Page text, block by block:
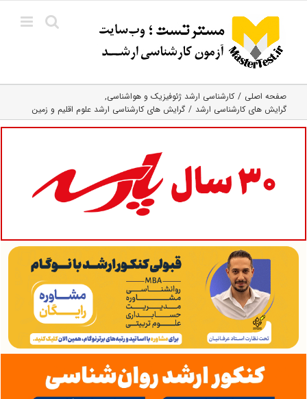
content
صفحه اصلی
کارشناسی ارشد ژئوفیزیک و هواشناسی
گرایش های کارشناسی ارشد
گرایش های کارشناسی ارشد علوم اقلیم و زمین